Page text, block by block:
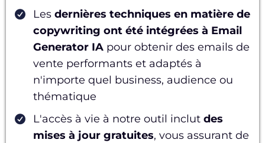
Les dernières techniques en matière de
copywriting ont été intégrées à Email
Generator IA pour obtenir des emails de
vente performants et adaptés à
n'importe quel business, audience ou
thématique
L'accès à vie à notre outil inclut des
mises à jour gratuites, vous assurant de